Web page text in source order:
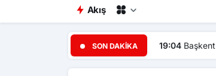
Akış
SON DAKIKA 19:04